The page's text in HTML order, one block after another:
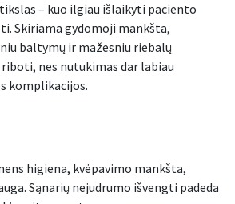
– kuo ilgiau išlaikyti paciento
Skiriama gydomoji mankšta,
baltymų ir mažesniu riebalų
nes nutukimas dar labiau
komplikacijos.
higiena, kvėpavimo mankšta,
Sąnarių nejudrumo išvengti padeda